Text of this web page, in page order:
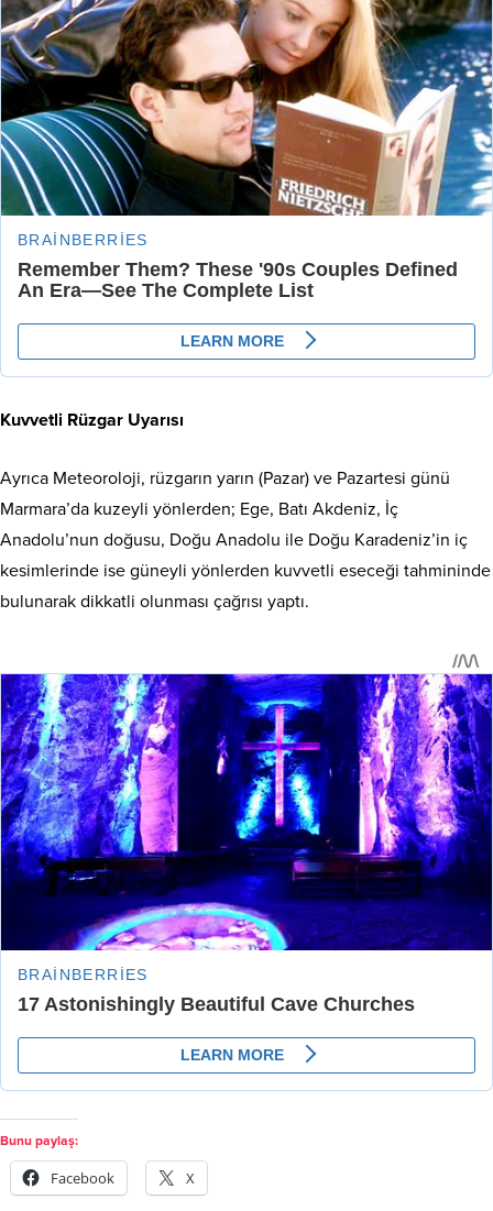
Kuvvetli Rüzgar Uyarısı
Ayrıca Meteoroloji, rüzgarın yarın (Pazar) ve Pazartesi günü
Marmara’da kuzeyli yönlerden; Ege, Batı Akdeniz, İç
Anadolu’nun doğusu, Doğu Anadolu ile Doğu Karadeniz’in iç
kesimlerinde ise güneyli yönlerden kuvvetli eseceği tahmininde
bulunarak dikkatli olunması çağrısı yaptı.
Bunu paylaş:
Facebook X